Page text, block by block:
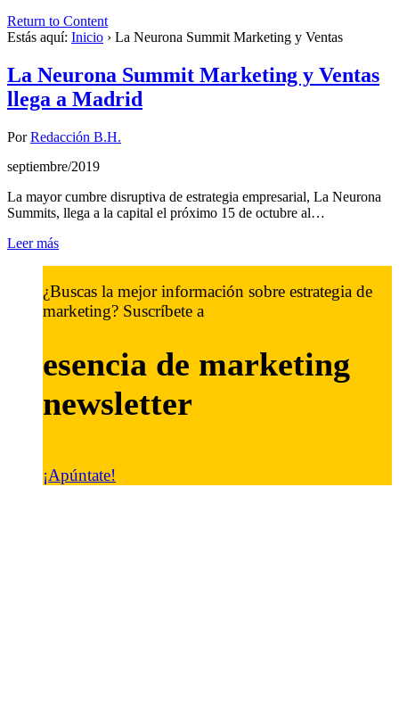
Return to Content
Estás aquí: Inicio › La Neurona Summit Marketing y Ventas
La Neurona Summit Marketing y Ventas
llega a Madrid
PorRedacción B.H.
septiembre/2019
La mayor cumbre disruptiva de estrategia empresarial, La Neurona
Summits, llega a la capital el próximo 15 de octubre al…
Leer más
¿Buscas la mejor información sobre estrategia de
marketing? Suscríbete a
esencia de marketing
newsletter
¡Apúntate!